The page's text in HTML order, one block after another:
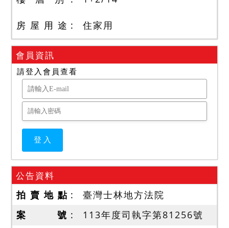
房 屋 用 途 住家用
會員資訊
請登入會員查看
公告資料
拍 賣 地 點
臺灣士林地方法院
案 號
113年度司執字第81256號